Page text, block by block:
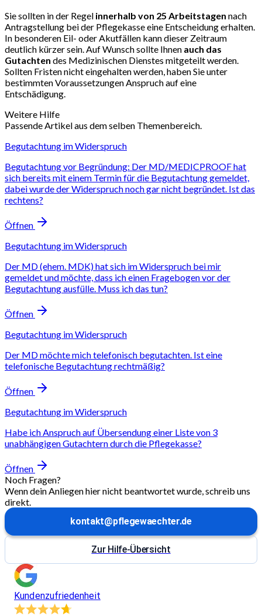
Sie sollten in der Regel innerhalb von 25 Arbeitstagen nach
Antragstellung bei der Pflegekasse eine Entscheidung erhalten.
In besonderen Eil- oder Akutfällen kann dieser Zeitraum
deutlich kürzer sein. Auf Wunsch sollte Ihnen auch das
Gutachten des Medizinischen Dienstes mitgeteilt werden.
Sollten Fristen nicht eingehalten werden, haben Sie unter
bestimmten Voraussetzungen Anspruch auf eine
Entschädigung.
Weitere Hilfe
Passende Artikel aus dem selben Themenbereich.
Begutachtung im Widerspruch
Begutachtung vor Begründung: Der MD/MEDICPROOF hat
sich bereits mit einem Termin für die Begutachtung gemeldet,
dabei wurde der Widerspruch noch gar nicht begründet. Ist das
rechtens?
Öffnen
Begutachtung im Widerspruch
Der MD (ehem. MDK) hat sich im Widerspruch bei mir
gemeldet und möchte, dass ich einen Fragebogen vor der
Begutachtung ausfülle. Muss ich das tun?
Öffnen
Begutachtung im Widerspruch
Der MD möchte mich telefonisch begutachten. Ist eine
telefonische Begutachtung rechtmäßig?
Öffnen
Begutachtung im Widerspruch
Habe ich Anspruch auf Übersendung einer Liste von 3
unabhängigen Gutachtern durch die Pflegekasse?
Öffnen
Noch Fragen?
Wenn dein Anliegen hier nicht beantwortet wurde, schreib uns
direkt.
kontakt@pflegewaechter.de
Zur Hilfe-Übersicht
Kundenzufriedenheit